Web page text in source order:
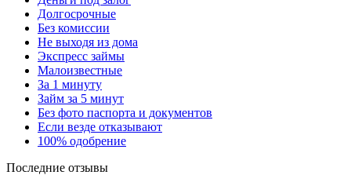
Долгосрочные
Без комиссии
Не выходя из дома
Экспресс займы
Малоизвестные
За 1 минуту
Займ за 5 минут
Без фото паспорта и документов
Если везде отказывают
100% одобрение
Последние отзывы